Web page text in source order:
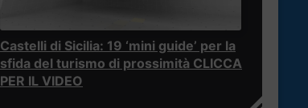
Castelli di Sicilia: 19 ‘mini guide’ per la
sfida del turismo di prossimità CLICCA
PER IL VIDEO